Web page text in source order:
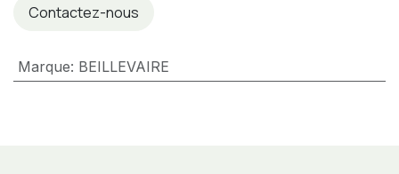
Contactez-nous
Marque: BEILLEVAIRE